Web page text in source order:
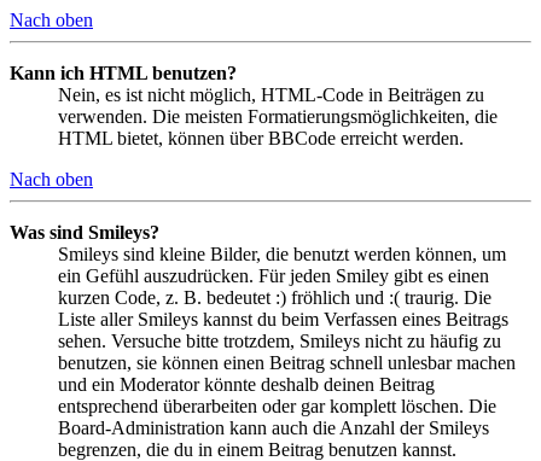
Nach oben
Kann ich HTML benutzen?
Nein, es ist nicht möglich, HTML-Code in Beiträgen zu
verwenden. Die meisten Formatierungsmöglichkeiten, die
HTML bietet, können über BBCode erreicht werden.
Nach oben
Was sind Smileys?
Smileys sind kleine Bilder, die benutzt werden können, um
ein Gefühl auszudrücken. Für jeden Smiley gibt es einen
kurzen Code, z. B. bedeutet :) fröhlich und :( traurig. Die
Liste aller Smileys kannst du beim Verfassen eines Beitrags
sehen. Versuche bitte trotzdem, Smileys nicht zu häufig zu
benutzen, sie können einen Beitrag schnell unlesbar machen
und ein Moderator könnte deshalb deinen Beitrag
entsprechend überarbeiten oder gar komplett löschen. Die
Board-Administration kann auch die Anzahl der Smileys
begrenzen, die du in einem Beitrag benutzen kannst.